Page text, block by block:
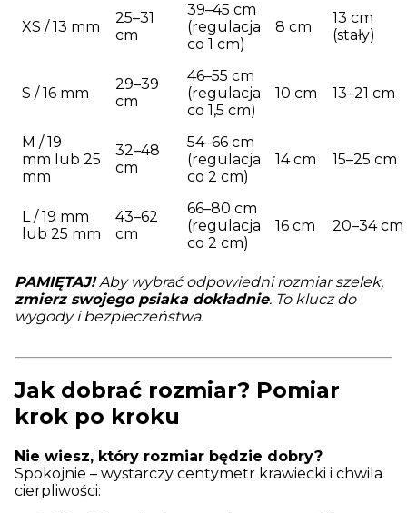
XS / 13 mm
25–31
cm
39–45 cm
(regulacja
co 1 cm)
8 cm
13 cm
(stały)
S / 16 mm
29–39
cm
46–55 cm
(regulacja
co 1,5 cm)
10 cm 13–21 cm
M / 19
mm lub 25
mm
32–48
cm
54–66 cm
(regulacja
co 2 cm)
14 cm 15–25 cm
L / 19 mm
lub 25 mm
43–62
cm
66–80 cm
(regulacja
co 2 cm)
16 cm 20–34 cm
PAMIĘTAJ!Aby wybrać odpowiedni rozmiar szelek,
zmierz swojego psiaka dokładnie. To klucz do
wygody i bezpieczeństwa.
Jak dobrać rozmiar? Pomiar
krok po kroku
Nie wiesz, który rozmiar będzie dobry?
Spokojnie – wystarczy centymetr krawiecki i chwila
cierpliwości: